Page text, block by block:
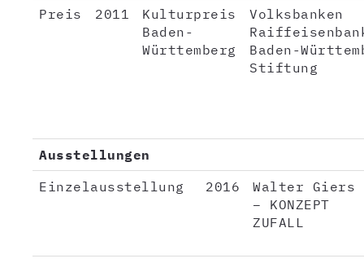
Preis
2011
Kulturpreis
Baden-
Württemberg
Volksbanken
Baden-
Stiftung
Ausstellungen
Einzelausstellung
2016
Walter Giers
– KONZEPT
ZUFALL